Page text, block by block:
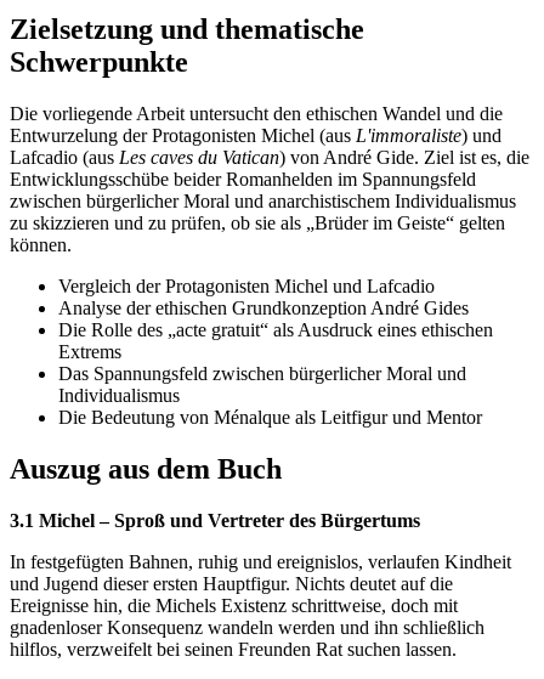
Zielsetzung und thematische
Schwerpunkte
Die vorliegende Arbeit untersucht den ethischen Wandel und die
Entwurzelung der Protagonisten Michel (aus L'immoraliste) und
Lafcadio (aus Les caves du Vatican) von André Gide. Ziel ist es, die
Entwicklungsschübe beider Romanhelden im Spannungsfeld
zwischen bürgerlicher Moral und anarchistischem Individualismus
zu skizzieren und zu prüfen, ob sie als „Brüder im Geiste“ gelten
können.
Vergleich der Protagonisten Michel und Lafcadio
Analyse der ethischen Grundkonzeption André Gides
Die Rolle des „acte gratuit“ als Ausdruck eines ethischen
Extrems
Das Spannungsfeld zwischen bürgerlicher Moral und
Individualismus
Die Bedeutung von Ménalque als Leitfigur und Mentor
Auszug aus dem Buch
3.1 Michel – Sproß und Vertreter des Bürgertums
In festgefügten Bahnen, ruhig und ereignislos, verlaufen Kindheit
und Jugend dieser ersten Hauptfigur. Nichts deutet auf die
Ereignisse hin, die Michels Existenz schrittweise, doch mit
gnadenloser Konsequenz wandeln werden und ihn schließlich
hilflos, verzweifelt bei seinen Freunden Rat suchen lassen.